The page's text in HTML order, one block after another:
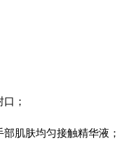
；
肌肤均匀接触精华液；